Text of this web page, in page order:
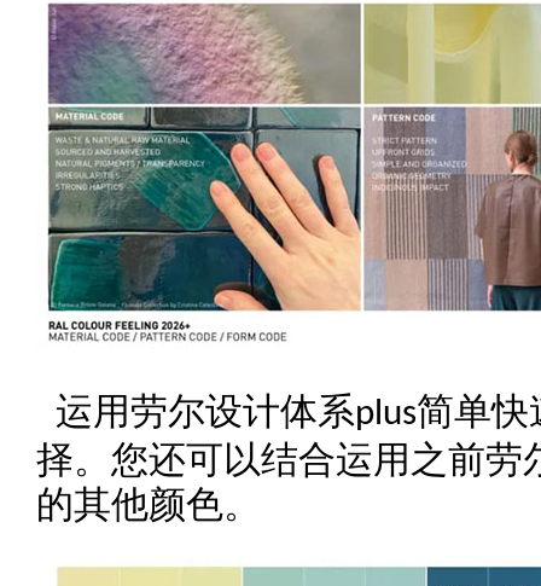
运用劳尔设计体系plus简单快
择。您还可以结合运用之前劳
的其他颜色。